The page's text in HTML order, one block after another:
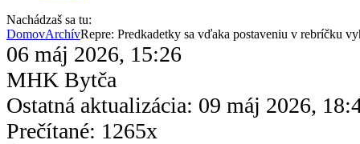
Nachádzaš sa tu:
DomovArchívRepre: Predkadetky sa vďaka postaveniu v rebríčku
06 máj 2026, 15:26
MHK Bytča
Ostatná aktualizácia: 09 máj 2026,
Prečítané: 1265x